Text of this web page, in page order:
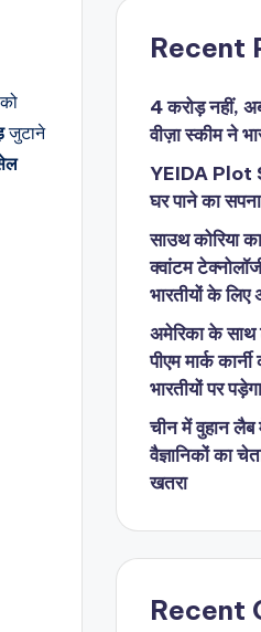
को
जुटाने
Recent
4 करोड़ नहीं,
वीज़ा स्कीम ने
YEIDA Plot
घर पाने का
साउथ कोरिया
क्वांटम
भारतीयों के लिए
अमेरिका के साथ
पीएम मार्क
भारतीयों पर
चीन में वुहान लैब
वैज्ञानिकों का
खतरा
Recent